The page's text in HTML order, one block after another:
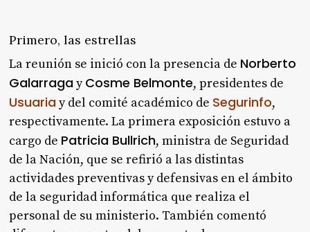
Primero, las estrellas
La reunión se inició con la presencia de Norberto
GalarragayCosme Belmonte, presidentes de
Usuariay del comité académico de Segurinfo,
respectivamente. La primera exposición estuvo a
cargo de Patricia Bullrich, ministra de Seguridad
de la Nación, que se refirió a las distintas
actividades preventivas y defensivas en el ámbito
de la seguridad informática que realiza el
personal de su ministerio. También comentó